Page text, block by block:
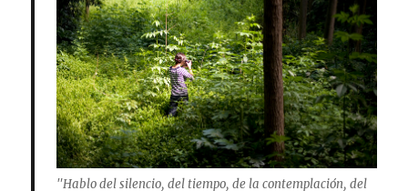
"Hablo del silencio, del tiempo, de la contemplación, del